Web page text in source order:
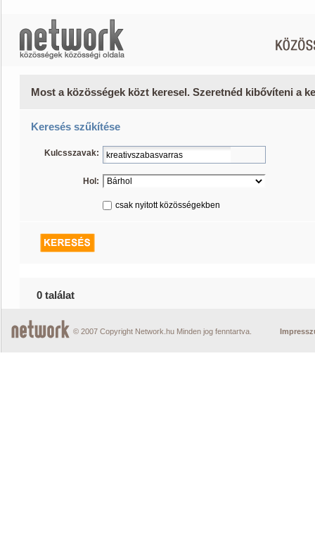
Most a közösségek közt keresel. Szeretnéd kibővíteni a
Keresés szűkítése
Kulcsszavak:
Hol:
csak nyitott közösségekben
0 találat
© 2007 Copyright Network.hu Minden jog fenntartva.